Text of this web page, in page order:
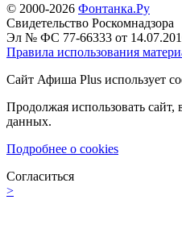
© 2000-2026 Фонтанка.Ру
Свидетельство Роскомнадзора
Эл № ФС 77-66333 от
Правила использования
Сайт Афиша Plus использует
Продолжая использовать сайт,
данных.
Подробнее о cookies
Согласиться
>